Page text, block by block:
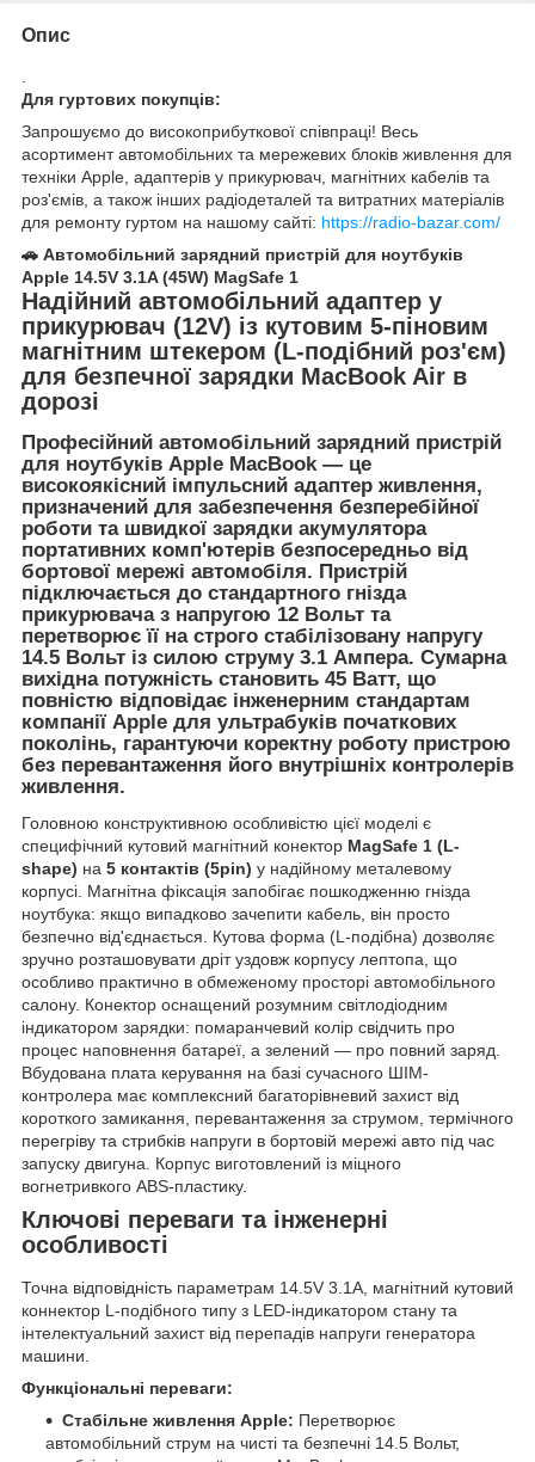
Опис
Для гуртових покупців:
Запрошуємо до високоприбуткової співпраці! Весь
асортимент автомобільних та мережевих блоків живлення для
техніки Apple, адаптерів у прикурювач, магнітних кабелів та
роз'ємів, а також інших радіодеталей та витратних матеріалів
для ремонту гуртом на нашому сайті: https://radio-bazar.com/
🚗 Автомобільний зарядний пристрій для ноутбуків
Apple 14.5V 3.1A (45W) MagSafe 1
Надійний автомобільний адаптер у
прикурювач (12V) із кутовим 5-піновим
магнітним штекером (L-подібний роз'єм)
для безпечної зарядки MacBook Air в
дорозі
Професійний автомобільний зарядний пристрій
для ноутбуків Apple MacBook— це
високоякісний імпульсний адаптер живлення,
призначений для забезпечення безперебійної
роботи та швидкої зарядки акумулятора
портативних комп'ютерів безпосередньо від
бортової мережі автомобіля. Пристрій
підключається до стандартного гнізда
прикурювача з напругою 12 Вольт та
перетворює її на строго стабілізовану напругу
14.5 Вольт із силою струму 3.1 Ампера. Сумарна
вихідна потужність становить 45 Ватт, що
повністю відповідає інженерним стандартам
компанії Apple для ультрабуків початкових
поколінь, гарантуючи коректну роботу пристрою
без перевантаження його внутрішніх контролерів
живлення.
Головною конструктивною особливістю цієї моделі є
специфічний кутовий магнітний конектор MagSafe 1 (L-
shape) на 5 контактів (5pin) у надійному металевому
корпусі. Магнітна фіксація запобігає пошкодженню гнізда
ноутбука: якщо випадково зачепити кабель, він просто
безпечно від'єднається. Кутова форма (L-подібна) дозволяє
зручно розташовувати дріт уздовж корпусу лептопа, що
особливо практично в обмеженому просторі автомобільного
салону. Конектор оснащений розумним світлодіодним
індикатором зарядки: помаранчевий колір свідчить про
процес наповнення батареї, а зелений — про повний заряд.
Вбудована плата керування на базі сучасного ШІМ-
контролера має комплексний багаторівневий захист від
короткого замикання, перевантаження за струмом, термічного
перегріву та стрибків напруги в бортовій мережі авто під час
запуску двигуна. Корпус виготовлений із міцного
вогнетривкого ABS-пластику.
Ключові переваги та інженерні
особливості
Точна відповідність параметрам 14.5V 3.1A, магнітний кутовий
коннектор L-подібного типу з LED-індикатором стану та
інтелектуальний захист від перепадів напруги генератора
машини.
Функціональні переваги:
Стабільне живлення Apple: Перетворює
автомобільний струм на чисті та безпечні 14.5 Вольт,